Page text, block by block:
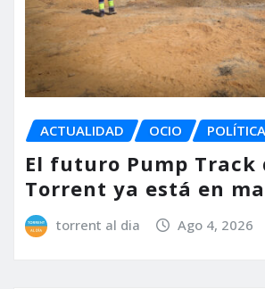
ACTUALIDAD OCIO POLÍTICA
El futuro Pump Track
Torrent ya está en
torrent al dia Ago 4, 2026